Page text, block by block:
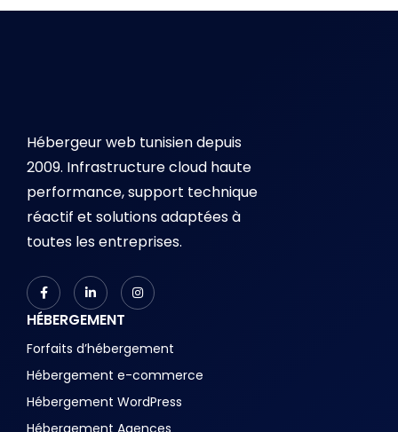
Hébergeur web tunisien depuis
2009. Infrastructure cloud haute
performance, support technique
réactif et solutions adaptées à
toutes les entreprises.
HÉBERGEMENT
Forfaits d’hébergement
Hébergement e-commerce
Hébergement WordPress
Hébergement Agences